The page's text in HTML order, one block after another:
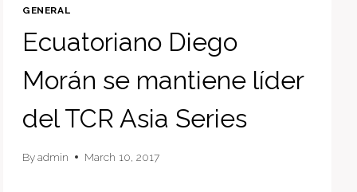
GENERAL
Ecuatoriano Diego
Morán se mantiene líder
del TCR Asia Series
Byadmin March 10, 2017